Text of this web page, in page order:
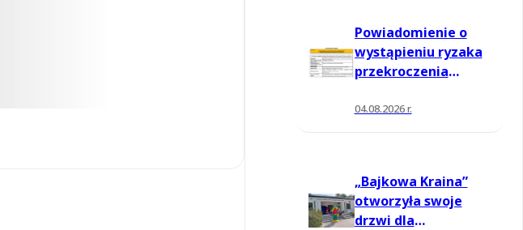
Powiadomienie o
wystąpieniu ryzaka
przekroczenia
informowania dla
04.08.2026 r.
„Bajkowa Kraina”
otworzyła swoje
drzwi dla